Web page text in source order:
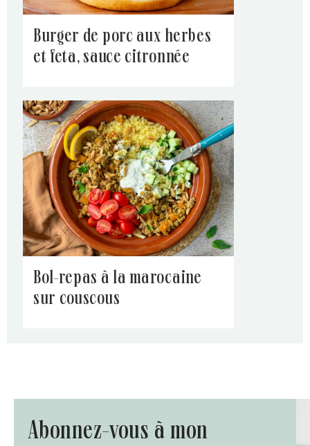
burger de porc aux herbes
et feta, sauce citronnée
bol-repas à la marocaine
sur couscous
abonnez-vous à mon